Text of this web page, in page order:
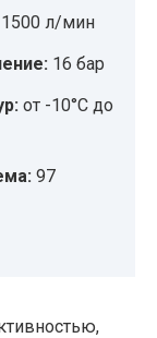
1500 л/мин
16 бар
от -10°C до
97